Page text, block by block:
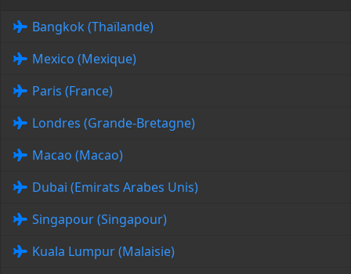
Bangkok (Thaïlande)
Mexico (Mexique)
Paris (France)
Londres (Grande-Bretagne)
Macao (Macao)
Dubai (Emirats Arabes Unis)
Singapour (Singapour)
Kuala Lumpur (Malaisie)